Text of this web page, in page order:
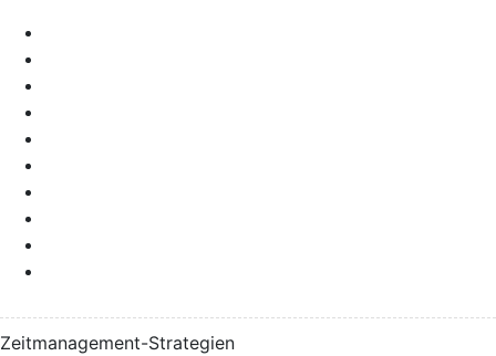
Zeitmanagement-Strategien